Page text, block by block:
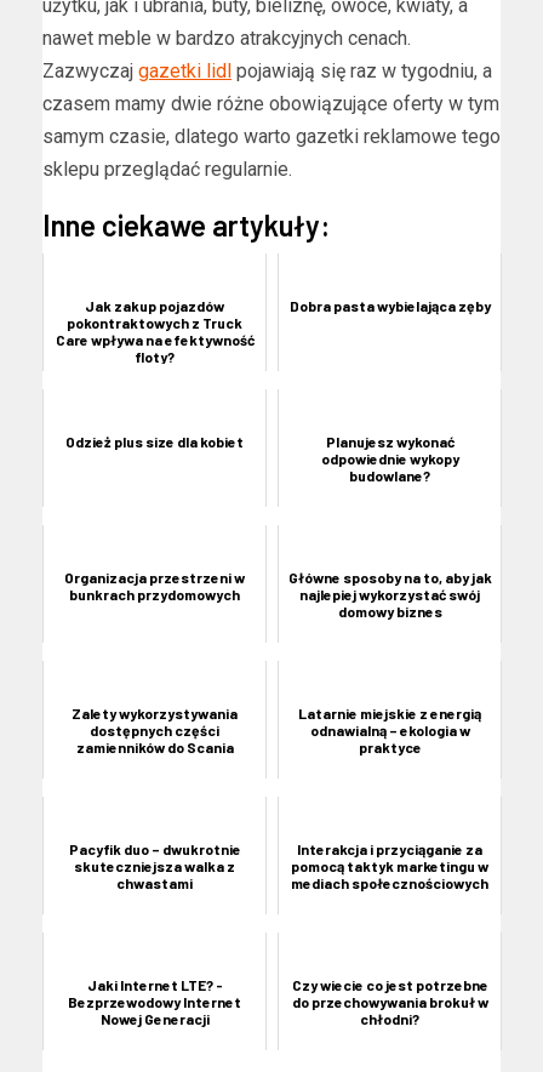
użytku, jak i ubrania, buty, bieliznę, owoce, kwiaty, a
nawet meble w bardzo atrakcyjnych cenach.
Zazwyczaj gazetki lidl pojawiają się raz w tygodniu, a
czasem mamy dwie różne obowiązujące oferty w tym
samym czasie, dlatego warto gazetki reklamowe tego
sklepu przeglądać regularnie.
Inne ciekawe artykuły:
Jak zakup pojazdów
pokontraktowych z Truck
Care wpływa na efektywność
floty?
Dobra pasta wybielająca zęby
Odzież plus size dla kobiet
Planujesz wykonać
odpowiednie wykopy
budowlane?
Organizacja przestrzeni w
bunkrach przydomowych
Główne sposoby na to, aby jak
najlepiej wykorzystać swój
domowy biznes
Zalety wykorzystywania
dostępnych części
zamienników do Scania
Latarnie miejskie z energią
odnawialną – ekologia w
praktyce
Pacyfik duo – dwukrotnie
skuteczniejsza walka z
chwastami
Interakcja i przyciąganie za
pomocą taktyk marketingu w
mediach społecznościowych
Jaki Internet LTE? -
Bezprzewodowy Internet
Nowej Generacji
Czy wiecie co jest potrzebne
do przechowywania brokuł w
chłodni?